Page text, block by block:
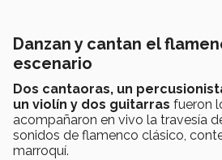
Danzan y cantan el
escenario
Dos cantaoras, un
un violín y dos guitarras fueron
acompañaron en vivo la travesía
sonidos de flamenco clásico,
marroquí.